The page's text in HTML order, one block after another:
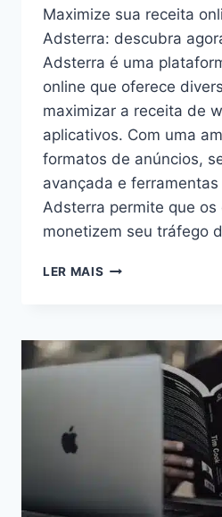
Maximize sua receita
Adsterra: descubra
Adsterra é uma
online que oferece
maximizar a receita de
aplicativos. Com uma
formatos de anúncios,
avançada e
Adsterra permite que os
monetizem seu tráfego
LER MAIS MONETIZAÇÃO
RECEITA
AO
ADSTERRA